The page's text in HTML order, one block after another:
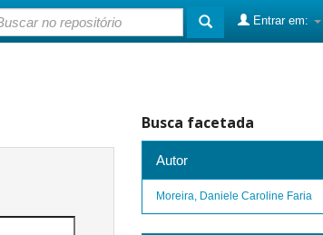
Entrar em:
Busca facetada
Autor
Moreira, Daniele Caroline Faria